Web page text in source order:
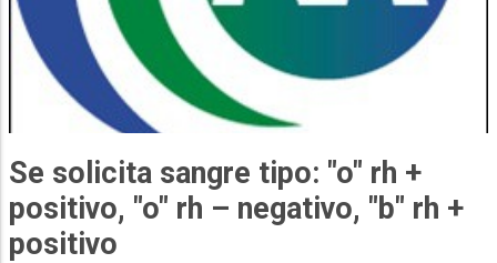
Se solicita sangre tipo: "o" rh +
positivo, "o" rh – negativo, "b" rh +
positivo